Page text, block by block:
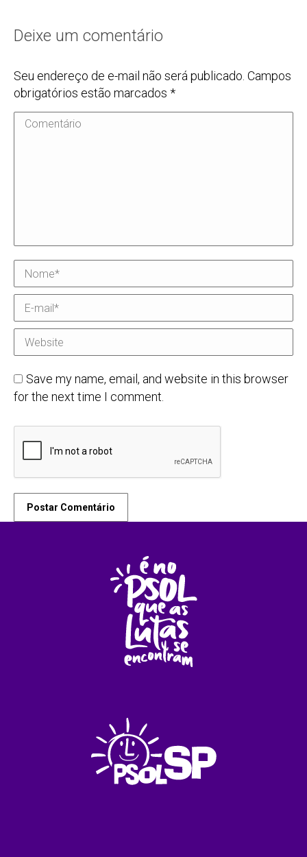
Deixe um comentário
Seu endereço de e-mail não será publicado. Campos
obrigatórios estão marcados *
Comentário
Nome *
E-mail *
Website
Save my name, email, and website in this browser
for the next time I comment.
Postar Comentário